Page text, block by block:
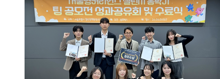
모닝와이드 방송 화면 캡처 / 서울캠퍼스 HUFS Start-up
Platform 소속 학생창업팀 카인디 ]또한 카인디 팀은
서울시립대 캠퍼스타운, 2026 여성벤처활성화지원사업,
서울시립대학교 임팩트 프로토타이핑 프로그램 등 3개 사업에
선정됐다. 이 밖에도 야라바디 팀은 모두의창업에, 할랄서울
팀은 학생 창업유망팀 300+에, CYCLE-B 팀은 성남청년 창업